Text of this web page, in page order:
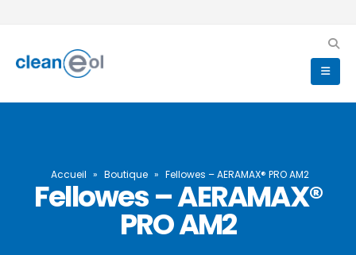
Accueil » Boutique » Fellowes – AERAMAX® PRO AM2
Fellowes – AERAMAX®
PRO AM2